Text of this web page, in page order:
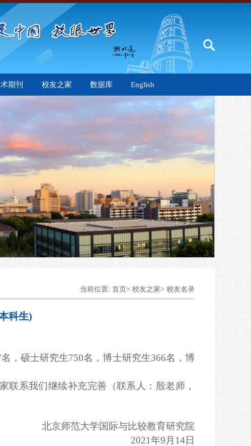
期刊 校友之家 数据库 English
当前位置: 首页> 校友之家> 校友名录
科生)
名，硕士研究生750名，博士研究生366名，博
联系我们继续补充完善（联系人：殷老师，
北京师范大学国际与比较教育研究院
2021年9月14日